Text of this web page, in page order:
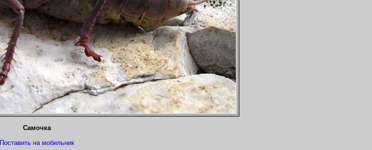
Самочка
Поставить на мобильник